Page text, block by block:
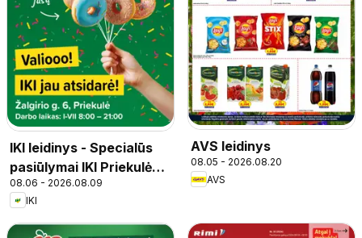
IKI leidinys - Specialūs
pasiūlymai IKI Priekulė
parduotuvės klientams
08.06 - 2026.08.09
IKI
AVS leidinys
08.05 - 2026.08.20
AVS